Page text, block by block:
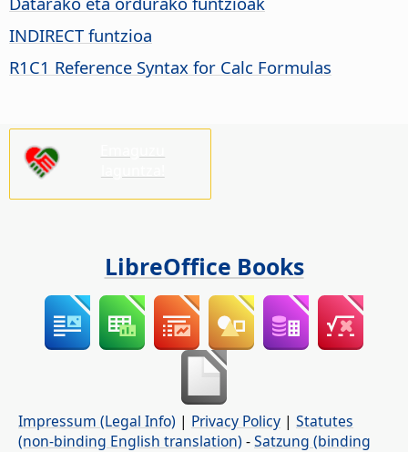
INDIRECT funtzioa
R1C1 Reference Syntax for Calc Formulas
LibreOffice Books
Impressum (Legal Info) | Privacy Policy | Statutes
(non-binding English translation) -Satzung (binding